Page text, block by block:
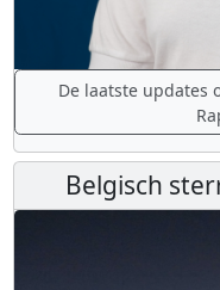
De laatste updates
Belgisch